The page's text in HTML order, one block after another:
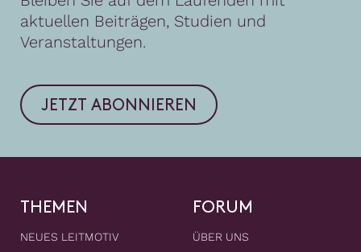
aktuellen Beiträgen, Studien und
Veranstaltungen.
JETZT ABONNIEREN
THEMEN
NEUES LEITMOTIV
FORUM
ÜBER UNS